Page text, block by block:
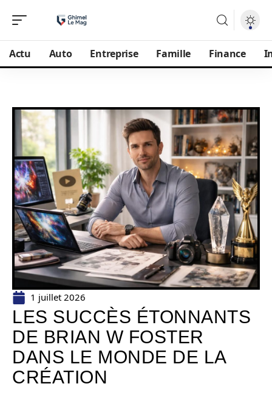
Actu Auto Entreprise Famille Finance
1 juillet 2026
LES SUCCÈS ÉTONNANTS
DE BRIAN W FOSTER
DANS LE MONDE DE LA
CRÉATION